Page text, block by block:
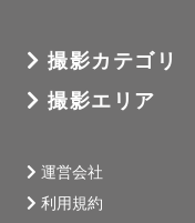
撮影カテゴリ
撮影エリア
運営会社
利用規約